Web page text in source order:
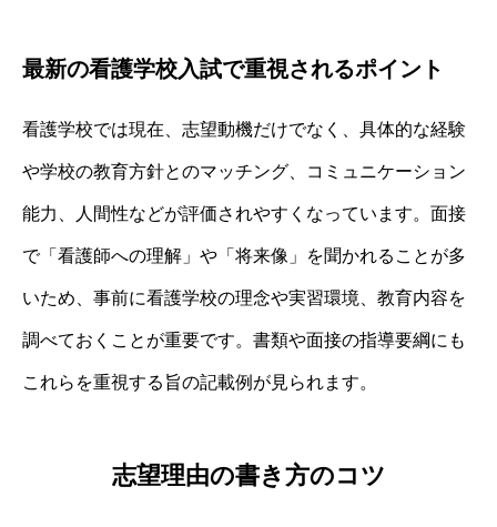
最新の看護学校入試で重視されるポイント
看護学校では現在、志望動機だけでなく、具体的な経験
や学校の教育方針とのマッチング、コミュニケーション
能力、人間性などが評価されやすくなっています。面接
で「看護師への理解」や「将来像」を聞かれることが多
いため、事前に看護学校の理念や実習環境、教育内容を
調べておくことが重要です。書類や面接の指導要綱にも
これらを重視する旨の記載例が見られます。
志望理由の書き方のコツ